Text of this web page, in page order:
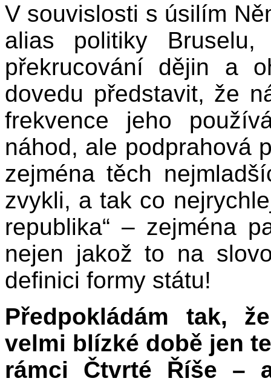
V souvislosti s úsilím
alias politiky
překrucování dějin a
dovedu představit, že
frekvence jeho
náhod, ale podprahová
zejména těch
zvykli, a tak co
republika“ – zejména
nejen jakož to na
definici formy státu!
Předpokládám tak,
velmi blízké době jen
rámci Čtvrté Říše –